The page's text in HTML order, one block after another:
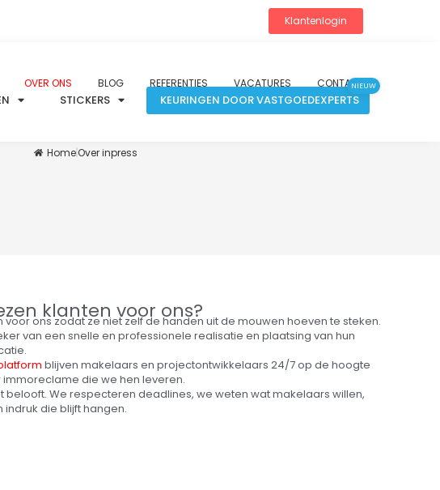
Klantenlogin
OVER ONS BLOG REFERENTIES VACATURES CONTACT
STICKERS KEURINGEN DOOR VASTGOEDEXPERTS
NIEUW
Home Over inpress
klanten voor ons?
voor ons zodat ze niet zelf de handen uit de mouwen hoeven te steken.
van een snelle en professionele realisatie en plaatsing van hun
blijven makelaars en projectontwikkelaars 24/7 op de hoogte
die we hen leveren.
belooft. We respecteren deadlines, we weten wat makelaars willen,
die blijft hangen.